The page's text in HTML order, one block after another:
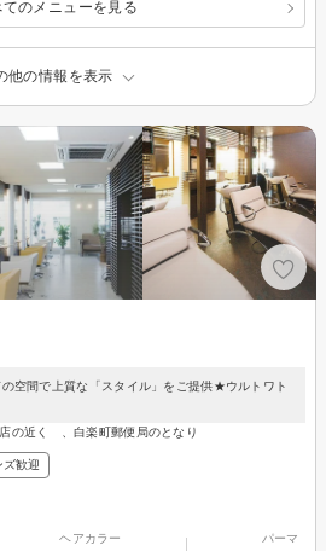
てのメニューを見る
他の情報を表示
空間で上質な「スタイル」をご提供★ウルトワト
の近く 、白楽町郵便局のとなり
ズ歓迎
ヘアカラー パーマ